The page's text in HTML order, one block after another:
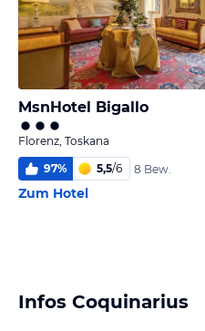
MsnHotel Bigallo
Florenz, Toskana
97% 5,5/6 8 Bew.
Zum Hotel
Infos Coquinarius